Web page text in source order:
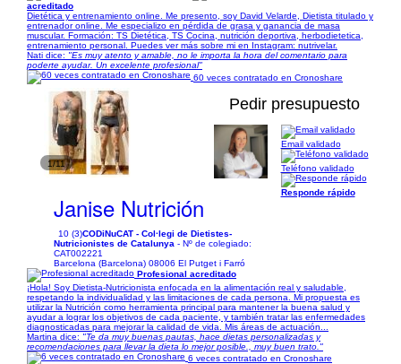
acreditado
Dietética y entrenamiento online. Me presento, soy David Velarde, Dietista titulado y
entrenador online. Me especializo en pérdida de grasa y ganancia de masa
muscular. Formación: TS Dietética, TS Cocina, nutrición deportiva, herbodietetica,
entrenamiento personal. Puedes ver más sobre mi en Instagram: nutrivelar.
Nati dice: "Es muy atento y amable, no le importa la hora del comentario para
poderte ayudar. Un excelente profesional"
60 veces contratado en Cronoshare
1/11
Pedir presupuesto
Janise Nutrición
10 (3)CODiNuCAT - Col·legi de Dietistes-
Nutricionistes de Catalunya - Nº de colegiado:
CAT002221
Barcelona (Barcelona) 08006 El Putget i Farró
Email validado
Teléfono validado
Responde rápido
Profesional acreditado
¡Hola! Soy Dietista-Nutricionista enfocada en la alimentación real y saludable,
respetando la individualidad y las limitaciones de cada persona. Mi propuesta es
utilizar la Nutrición como herramienta principal para mantener la buena salud y
ayudar a lograr los objetivos de cada paciente, y también tratar las enfermedades
diagnosticadas para mejorar la calidad de vida. Mis áreas de actuación...
Martina dice: "Te da muy buenas pautas, hace dietas personalizadas y
recomendaciones para llevar la dieta lo mejor posible., muy buen trato."
6 veces contratado en Cronoshare